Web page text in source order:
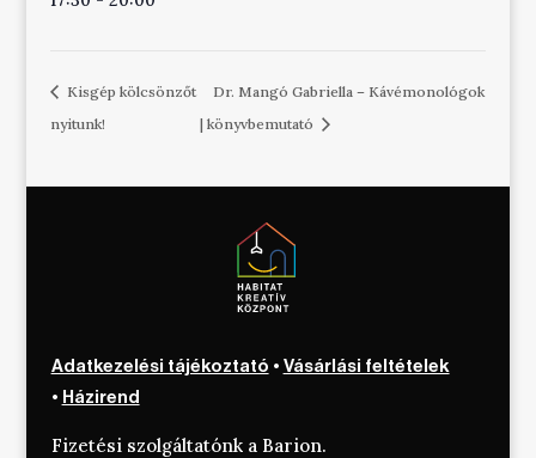
Kisgép kölcsönzőt
nyitunk!
Dr. Mangó Gabriella – Kávémonológok
| könyvbemutató
Adatkezelési tájékoztató • Vásárlási feltételek
• Házirend
Fizetési szolgáltatónk a Barion.